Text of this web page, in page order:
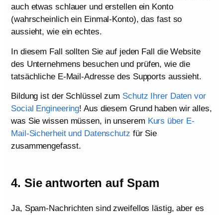
auch etwas schlauer und erstellen ein Konto
(wahrscheinlich ein Einmal-Konto), das fast so
aussieht, wie ein echtes.
In diesem Fall sollten Sie auf jeden Fall die Website
des Unternehmens besuchen und prüfen, wie die
tatsächliche E-Mail-Adresse des Supports aussieht.
Bildung ist der Schlüssel zum Schutz Ihrer Daten vor
Social Engineering! Aus diesem Grund haben wir alles,
was Sie wissen müssen, in unserem Kurs über E-
Mail-Sicherheit und Datenschutz für Sie
zusammengefasst.
4. Sie antworten auf Spam
Ja, Spam-Nachrichten sind zweifellos lästig, aber es